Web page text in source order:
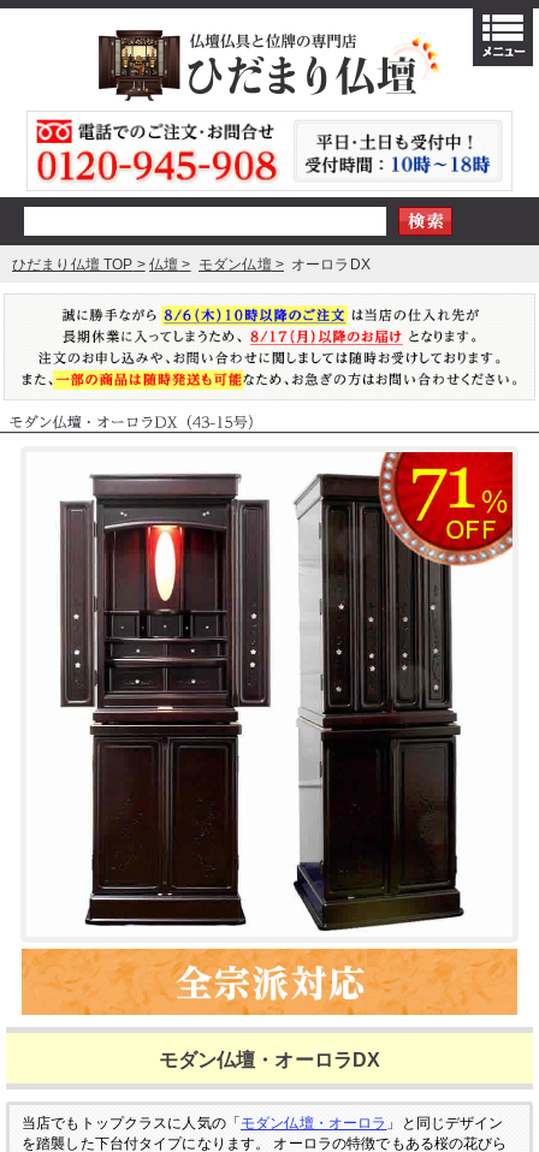
モダン仏壇・オーロラDX
当店でもトップクラスに人気の「 モダン仏壇・オーロラ 」と同じデザイン
を踏襲した下台付タイプになります。
オーロラの特徴でもある桜の花びら
ひだまり仏壇 TOP 仏壇 モダン仏壇 オーロラDX